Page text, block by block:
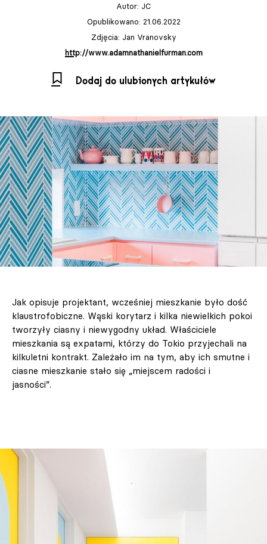
Autor: JC
Opublikowano: 21.06.2022
Zdjęcia: Jan Vranovsky
http://www.adamnathanielfurman.com
Dodaj do ulubionych artykułów
Jak opisuje projektant, wcześniej mieszkanie było dość
klaustrofobiczne. Wąski korytarz i kilka niewielkich pokoi
tworzyły ciasny i niewygodny układ. Właściciele
mieszkania są expatami, którzy do Tokio przyjechali na
kilkuletni kontrakt. Zależało im na tym, aby ich smutne i
ciasne mieszkanie stało się „miejscem radości i
jasności”.